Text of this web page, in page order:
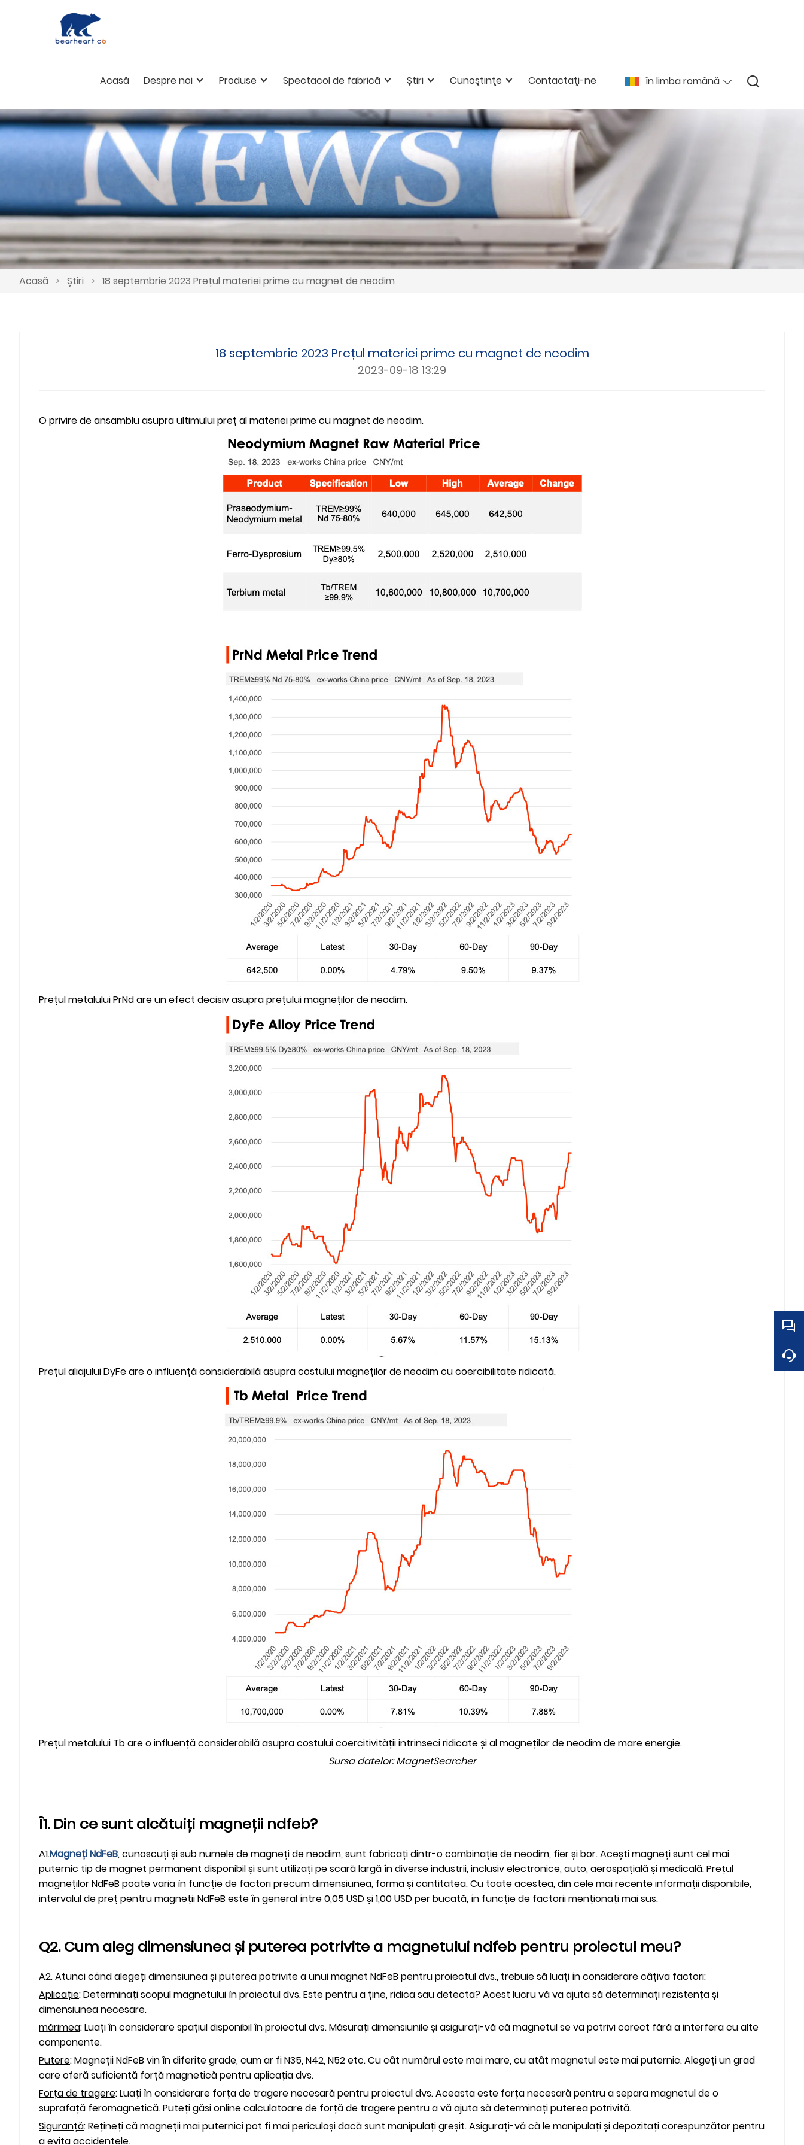
în limba română
Acasă Despre noi Produse Spectacol de fabrică Știri Cunoştinţe Contactaţi-ne
Acasă > Știri > 18 septembrie 2023 Prețul materiei prime cu magnet de neodim
18 septembrie 2023 Prețul materiei prime cu magnet de neodim
2023-09-18 13:29
O privire de ansamblu asupra ultimului preț al materiei prime cu magnet de neodim.
Prețul metalului PrNd are un efect decisiv asupra prețului magneților de neodim.
Prețul aliajului DyFe are o influență considerabilă asupra costului magneților de neodim cu coercibilitate ridicată.
Prețul metalului Tb are o influență considerabilă asupra costului coercitivității intrinseci ridicate și al magneților de neodim de mare energie.
Sursa datelor: MagnetSearcher
Î1. Din ce sunt alcătuiți magneții ndfeb?
A1.Magneți NdFeB, cunoscuți și sub numele de magneți de neodim, sunt fabricați dintr-o combinație de neodim, fier și bor. Acești magneți sunt cel mai
puternic tip de magnet permanent disponibil și sunt utilizați pe scară largă în diverse industrii, inclusiv electronice, auto, aerospațială și medicală. Prețul
magneților NdFeB poate varia în funcție de factori precum dimensiunea, forma și cantitatea. Cu toate acestea, din cele mai recente informații disponibile,
intervalul de preț pentru magneții NdFeB este în general între 0,05 USD și 1,00 USD per bucată, în funcție de factorii menționați mai sus.
Q2. Cum aleg dimensiunea și puterea potrivite a magnetului ndfeb pentru proiectul meu?
A2. Atunci când alegeți dimensiunea și puterea potrivite a unui magnet NdFeB pentru proiectul dvs., trebuie să luați în considerare câțiva factori:
Aplicație: Determinați scopul magnetului în proiectul dvs. Este pentru a ține, ridica sau detecta? Acest lucru vă va ajuta să determinați rezistența și
dimensiunea necesare.
mărimea: Luați în considerare spațiul disponibil în proiectul dvs. Măsurați dimensiunile și asigurați-vă că magnetul se va potrivi corect fără a interfera cu alte
componente.
Putere: Magneții NdFeB vin în diferite grade, cum ar fi N35, N42, N52 etc. Cu cât numărul este mai mare, cu atât magnetul este mai puternic. Alegeți un grad
care oferă suficientă forță magnetică pentru aplicația dvs.
Forța de tragere: Luați în considerare forța de tragere necesară pentru proiectul dvs. Aceasta este forța necesară pentru a separa magnetul de o
suprafață feromagnetică. Puteți găsi online calculatoare de forță de tragere pentru a vă ajuta să determinați puterea potrivită.
Siguranță: Rețineți că magneții mai puternici pot fi mai periculoși dacă sunt manipulați greșit. Asigurați-vă că le manipulați și depozitați corespunzător pentru
a evita accidentele.